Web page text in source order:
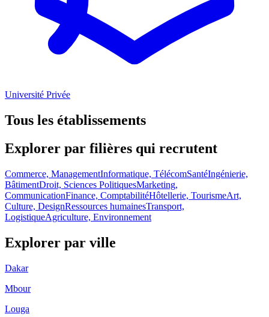
Université Privée
Tous les établissements
Explorer par filières qui recrutent
Commerce, ManagementInformatique, TélécomSantéIngénierie,
BâtimentDroit, Sciences PolitiquesMarketing,
CommunicationFinance, ComptabilitéHôtellerie, TourismeArt,
Culture, DesignRessources humainesTransport,
LogistiqueAgriculture, Environnement
Explorer par ville
Dakar
Mbour
Louga